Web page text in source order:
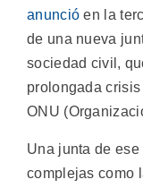
anunció en la
de una nueva
sociedad civil,
prolongada
ONU
Una junta de
complejas como